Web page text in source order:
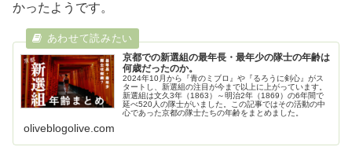
かったようです。
京都での新選組の最年長・最年少の隊士の年齢は
何歳だったのか。
2024年10月から『青のミブロ』や『るろうに剣心』がス
タートし、新選組の注目が今まで以上に上がっています。
新選組は文久3年（1863）～明治2年（1869）の6年間で
延べ520人の隊士がいました。この記事ではその活動の中
心であった京都の隊士たちの年齢をまとめました。
oliveblogolive.com